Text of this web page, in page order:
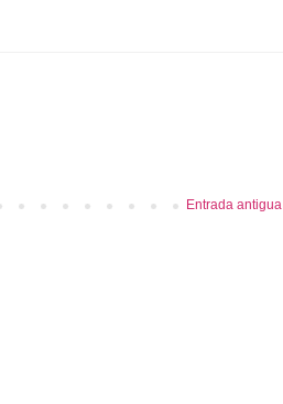
Entrada antigua